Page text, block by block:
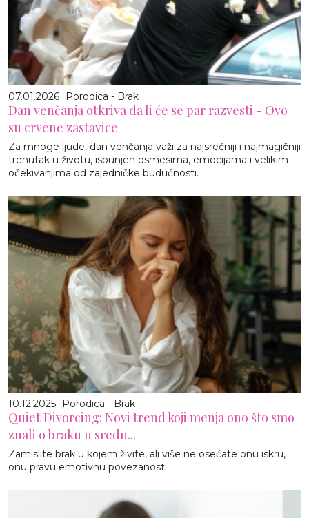
07.01.2026 Porodica - Brak
Dan venčanja otkriva da li će se par razvesti - Ovo
su crvene zastavice
Za mnoge ljude, dan venčanja važi za najsrećniji i najmagičniji
trenutak u životu, ispunjen osmesima, emocijama i velikim
očekivanjima od zajedničke budućnosti.
10.12.2025 Porodica - Brak
Quiet Divorcing: Novi trend koji menja ono što smo
znali o braku u sredn...
Zamislite brak u kojem živite, ali više ne osećate onu iskru,
onu pravu emotivnu povezanost.